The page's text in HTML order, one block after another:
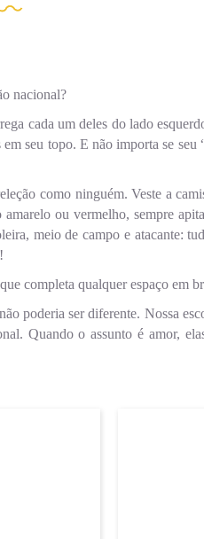
nacional?
cada um deles do lado
seu topo. E não importa se seu
como ninguém. Veste a
ou vermelho, sempre
meio de campo e atacante:
completa qualquer espaço em
poderia ser diferente. Nossa
Quando o assunto é amor,